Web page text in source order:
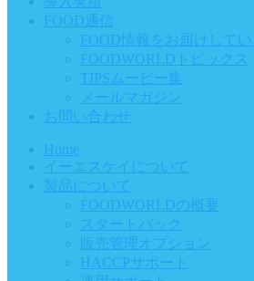
FOOD通信
FOOD情報をお届けしてい
FOODWORLDトピックス
TIPSムービー集
メールマガジン
お問い合わせ
Home
イーエスケイについて
製品について
FOODWORLDの概要
スタートパック
販売管理オプション
HACCPサポート